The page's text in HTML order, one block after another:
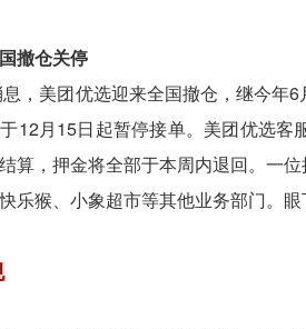
撤仓关停
，美团优选迎来全国撤仓，继今年
12月15日起暂停接单。美团优选
算，押金将全部于本周内退回。一
乐猴、小象超市等其他业务部门。